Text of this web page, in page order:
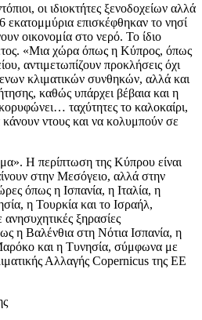
οι ιδιοκτήτες ξενοδοχείων αλλά
εκατομμύρια επισκέφθηκαν το νησί
οικονομία στο νερό. Το ίδιο
«Μια χώρα όπως η Κύπρος, όπως
αντιμετωπίζουν προκλήσεις όχι
κλιματικών συνθηκών, αλλά και
καθώς υπάρχει βέβαια και η
ταχύτητες το καλοκαίρι,
ντους και να κολυμπούν σε
Η περίπτωση της Κύπρου είναι
στην Μεσόγειο, αλλά στην
όπως η Ισπανία, η Ιταλία, η
η Τουρκία και το Ισραήλ,
ξηρασίες
η Βαλένθια στη Νότια Ισπανία, η
και η Τυνησία, σύμφωνα με
Αλλαγής Copernicus της ΕΕ